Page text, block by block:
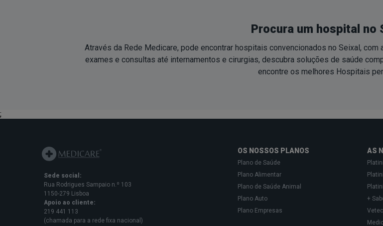
Procura um hospital no
Através da Rede Medicare, pode encontrar hospitais convencionados no Seixal,
exames e consultas até internamentos e cirurgias, descubra soluções de saúde
encontre os melhores Hospitais
;
Sede social:
Rua Rodrigues Sampaio n.º 103
1150-279 Lisboa
Apoio ao cliente:
219 441 113
(chamada para a rede fixa nacional)
OS NOSSOS PLANOS
Plano de Saúde
Plano Alimentar
Plano de Saúde Animal
Plano Auto
Plano Empresas
AS
+